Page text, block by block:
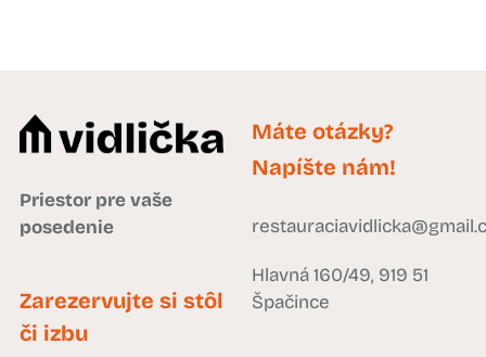
Priestor pre vaše
posedenie
Zarezervujte si stôl
či izbu
Máte otázky?
Napíšte nám!
Hlavná 160/49, 919 51
Špačince